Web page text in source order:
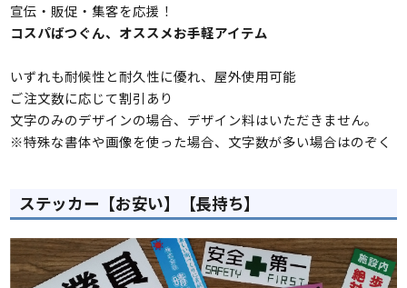
宣伝・販促・集客を応援！
コスパばつぐん、オススメお手軽アイテム
いずれも耐候性と耐久性に優れ、屋外使用可能
ご注文数に応じて割引あり
文字のみのデザインの場合、デザイン料はいただきません。
※特殊な書体や画像を使った場合、文字数が多い場合はのぞく
ステッカー【お安い】【長持ち】